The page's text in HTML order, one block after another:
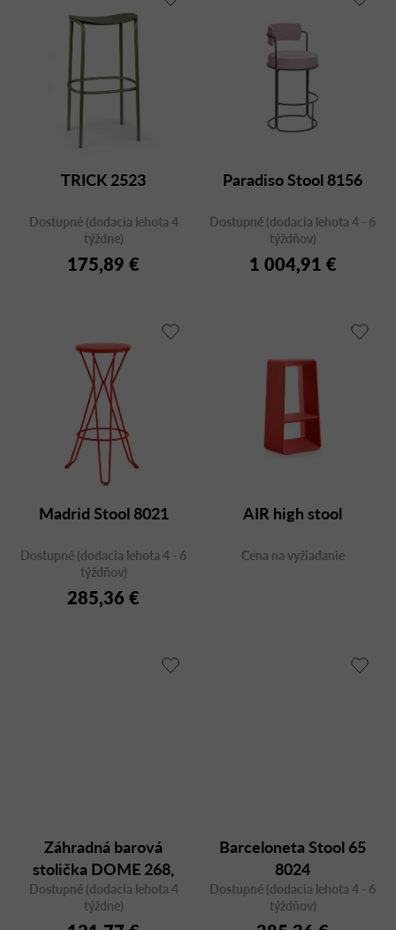
TRICK 2523
Dostupné (dodacia lehota 4
týždne)
175,89 €
Paradiso Stool 8156
Dostupné (dodacia lehota 4 - 6
týždňov)
1 004,91 €
Madrid Stool 8021
Dostupné (dodacia lehota 4 - 6
týždňov)
285,36 €
AIR high stool
Cena na vyžiadanie
Záhradná barová
stolička DOME 268,
plast
Dostupné (dodacia lehota 4
týždne)
Barceloneta Stool 65
8024
Dostupné (dodacia lehota 4 - 6
týždňov)